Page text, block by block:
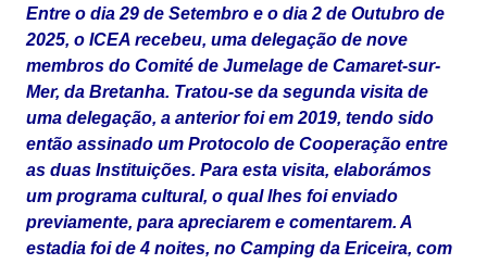
Entre o dia 29 de Setembro e o dia 2 de Outubro de
2025, o ICEA recebeu, uma delegação de nove
membros do Comité de Jumelage de Camaret-sur-
Mer, da Bretanha. Tratou-se da segunda visita de
uma delegação, a anterior foi em 2019, tendo sido
então assinado um Protocolo de Cooperação entre
as duas Instituições. Para esta visita, elaborámos
um programa cultural, o qual lhes foi enviado
previamente, para apreciarem e comentarem. A
estadia foi de 4 noites, no Camping da Ericeira, com